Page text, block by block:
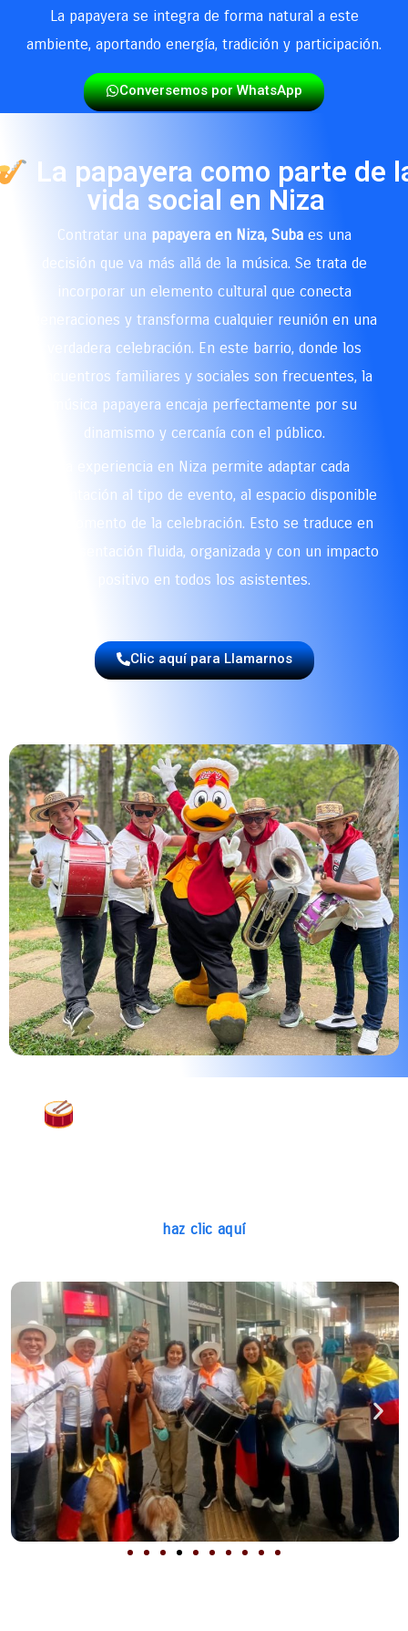
La papayera se integra de forma natural a este
ambiente, aportando energía, tradición y participación.
Conversemos por WhatsApp
La papayera como parte de
vida social en Niza
Contratar una papayera en Niza, Subaes una
decisión que va más allá de la música. Se trata de
incorporar un elemento cultural que conecta
generaciones y transforma cualquier reunión en una
verdadera celebración. En este barrio, donde los
encuentros familiares y sociales son frecuentes, la
música papayera encaja perfectamente por su
dinamismo y cercanía con el público.
La experiencia en Niza permite adaptar cada
presentación al tipo de evento, al espacio disponible
y al momento de la celebración. Esto se traduce en
una presentación fluida, organizada y con un impacto
positivo en todos los asistentes.
Clic aquí para Llamarnos
haz clic aquí